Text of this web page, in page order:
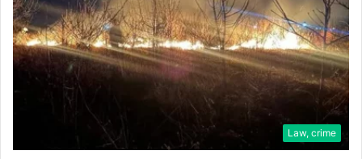
Law, crime